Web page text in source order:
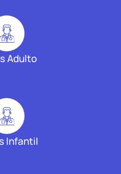
Adulto
Infantil